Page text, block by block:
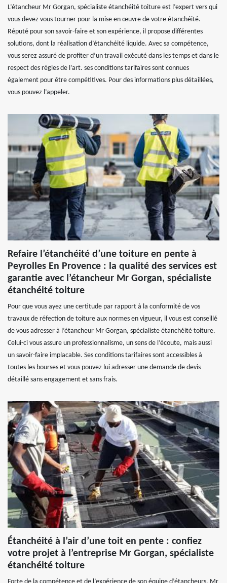
L’étancheur Mr Gorgan, spécialiste étanchéité toiture est l’expert vers qui
vous devez vous tourner pour la mise en œuvre de votre étanchéité.
Réputé pour son savoir-faire et son expérience, il propose différentes
solutions, dont la réalisation d’étanchéité liquide. Avec sa compétence,
vous serez assuré de profiter d’un travail exécuté dans les temps et dans le
respect des règles de l’art. ses conditions tarifaires sont connues
également pour être compétitives. Pour des informations plus détaillées,
vous pouvez l’appeler.
Refaire l’étanchéité d’une toiture en pente à
Peyrolles En Provence : la qualité des services est
garantie avec l’étancheur Mr Gorgan, spécialiste
étanchéité toiture
Pour que vous ayez une certitude par rapport à la conformité de vos
travaux de réfection de toiture aux normes en vigueur, il vous est conseillé
de vous adresser à l’étancheur Mr Gorgan, spécialiste étanchéité toiture.
Celui-ci vous assure un professionnalisme, un sens de l’écoute, mais aussi
un savoir-faire implacable. Ses conditions tarifaires sont accessibles à
toutes les bourses et vous pouvez lui adresser une demande de devis
détaillé sans engagement et sans frais.
Étanchéité à l’air d’une toit en pente : confiez
votre projet à l’entreprise Mr Gorgan, spécialiste
étanchéité toiture